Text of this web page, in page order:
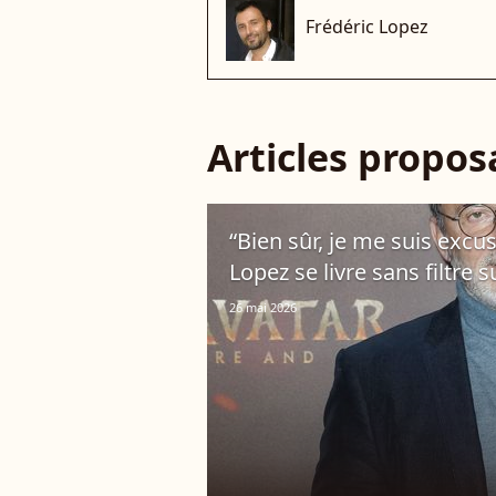
Frédéric Lopez
Articles
“Bien sûr, je me suis
Lopez se livre sans filtre
26 mai 2026